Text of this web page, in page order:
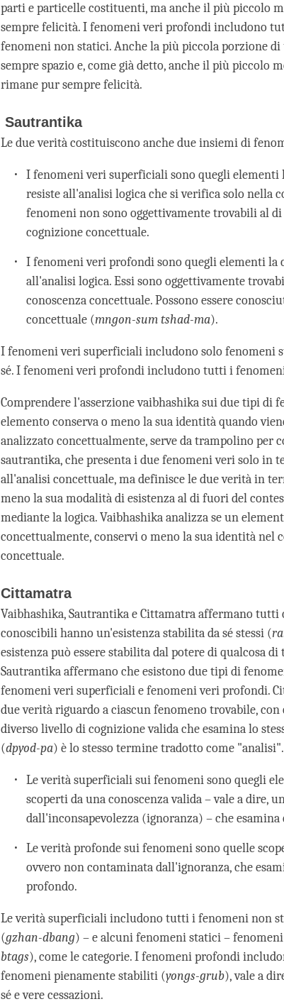
parti e particelle costituenti, ma anche il più piccolo
sempre felicità. I fenomeni veri profondi includono
fenomeni non statici. Anche la più piccola porzione
sempre spazio e, come già detto, anche il più piccolo
rimane pur sempre felicità.
Sautrantika
Le due verità costituiscono anche due insiemi di
I fenomeni veri superficiali sono quegli elementi
resiste all'analisi logica che si verifica solo nella
fenomeni non sono oggettivamente trovabili al
cognizione concettuale.
I fenomeni veri profondi sono quegli elementi la
all'analisi logica. Essi sono oggettivamente
conoscenza concettuale. Possono essere
concettuale (mngon-sum tshad-ma).
I fenomeni veri superficiali includono solo fenomeni
sé. I fenomeni veri profondi includono tutti i
Comprendere l'asserzione vaibhashika sui due tipi di
elemento conserva o meno la sua identità quando
analizzato concettualmente, serve da trampolino per
sautrantika, che presenta i due fenomeni veri solo in
all'analisi concettuale, ma definisce le due verità in
meno la sua modalità di esistenza al di fuori del
mediante la logica. Vaibhashika analizza se un
concettualmente, conservi o meno la sua identità nel
concettuale.
Cittamatra
Vaibhashika, Sautrantika e Cittamatra affermano
conoscibili hanno un'esistenza stabilita da sé stessi (
esistenza può essere stabilita dal potere di qualcosa
Sautrantika affermano che esistono due tipi di
fenomeni veri superficiali e fenomeni veri profondi.
due verità riguardo a ciascun fenomeno trovabile,
diverso livello di cognizione valida che esamina lo
(dpyod-pa) è lo stesso termine tradotto come "analisi".
Le verità superficiali sui fenomeni sono quegli
scoperti da una conoscenza valida – vale a dire,
dall'inconsapevolezza (ignoranza) – che esamina
Le verità profonde sui fenomeni sono quelle
ovvero non contaminata dall'ignoranza, che
profondo.
Le verità superficiali includono tutti i fenomeni non
(gzhan-dbang) – e alcuni fenomeni statici –
btags), come le categorie. I fenomeni profondi
fenomeni pienamente stabiliti (yongs-grub), vale a
sé e vere cessazioni.